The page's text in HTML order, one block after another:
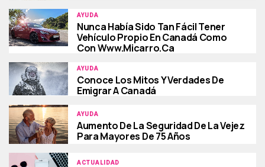
AYUDA
Nunca Había Sido Tan Fácil Tener
Vehículo Propio En Canadá Como
Con Www.micarro.ca
AYUDA
Conoce Los Mitos Y Verdades De
Emigrar A Canadá
AYUDA
Aumento De La Seguridad De La Vejez
Para Mayores De 75 Años
ACTUALIDAD